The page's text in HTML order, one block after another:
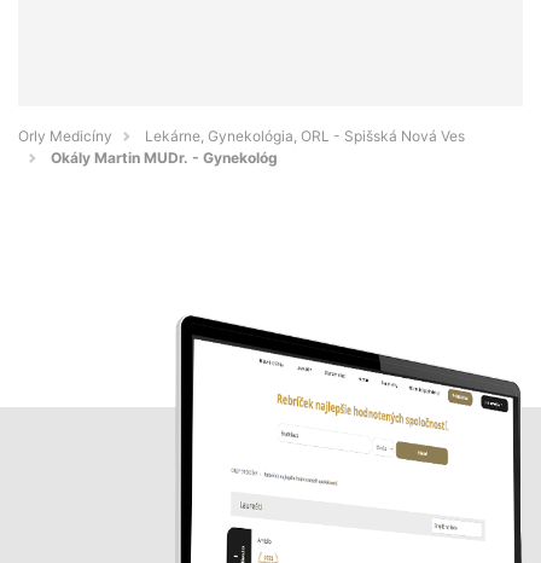
Orly Medicíny
Lekárne, Gynekológia, ORL - Spišská Nová Ves
Okály Martin MUDr. - Gynekológ